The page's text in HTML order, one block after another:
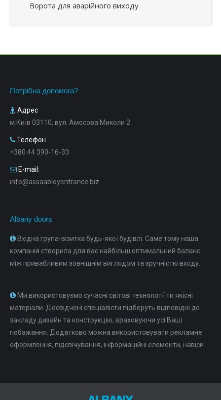
Ворота для аварійного виходу
Потрібна допомога?
Адрес
м.Київ 03110, вул. Амосова Миколи 2
Телефон
+380 44 390-16-33
E-mail:
info@assaabloyentrance.biz
Albany doors
Вхідна група-візитка будь-якої будівлі. Саме тому наша
компанія створила для вас найбільш оптимальний баланс
між привабливим зовнішнім виглядом та зручністю входу.
Ми використовуємо сучасні світові технології ти якісні
матеріали. Досвідчені спеціалісти підберуть відповідні до
закладу дизайн та конструкцію, враховуючи усі Ваші
побажання. Додатково можна використовувати рекламне
оформлення, підсвічування, інформаційні елементи, навіси.